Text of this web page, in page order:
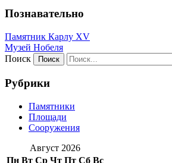
Познавательно
Памятник Карлу XV
Музей Нобеля
Поиск
Рубрики
Памятники
Площади
Сооружения
Август 2026
Пн Вт Ср Чт Пт Сб Вс